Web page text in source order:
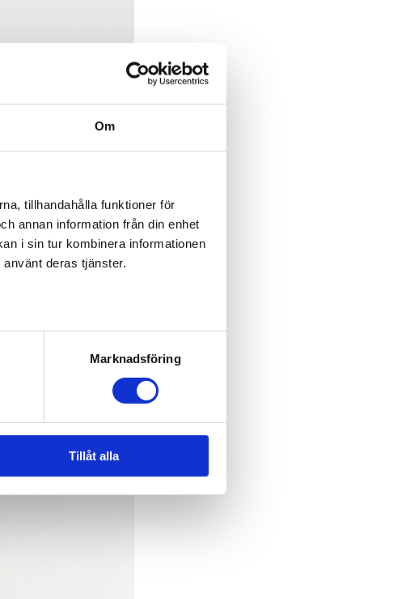
Om
tillhandahålla funktioner för
annan information från din enhet
i sin tur kombinera informationen
deras tjänster.
Marknadsföring
Tillåt alla